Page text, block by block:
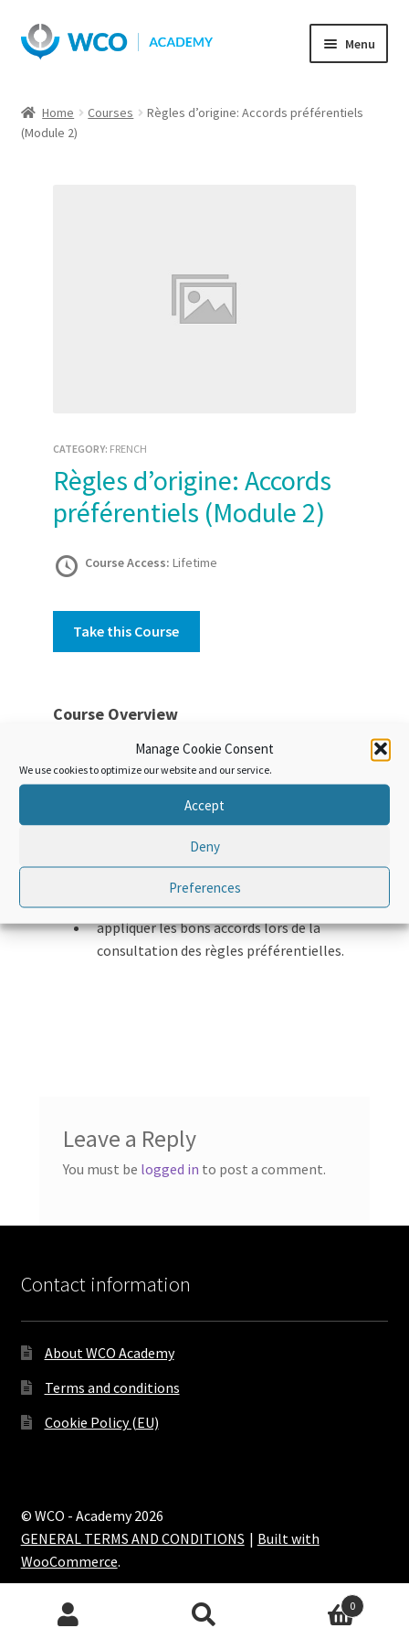
Manage Cookie Consent
We use cookies to optimize our website and our service.
Accept
Deny
Preferences
Skip
to
Skip
to
Menu
Home Courses
Règles d’origine: Accords préférentiels
(Module 2)
CATEGORY: FRENCH
Règles d’origine: Accords
préférentiels (Module 2)
Course Access: Lifetime
Take this Course
Course Overview
À la fin de ce cours, les apprenants devraient
être capables de :
discuter en général du vocabulaire et de
la structure communs à la plupart des
accords préférentiels sur l’origine
lire, comprendre et appliquer les accords
appliquer les bons accords lors de la
consultation des règles préférentielles.
Leave a Reply
You must be logged in to post a comment.
Contact information
About WCO Academy
Terms and conditions
Cookie Policy (EU)
© WCO - Academy 2026
GENERAL TERMS AND CONDITIONS
Built with
WooCommerce.
0